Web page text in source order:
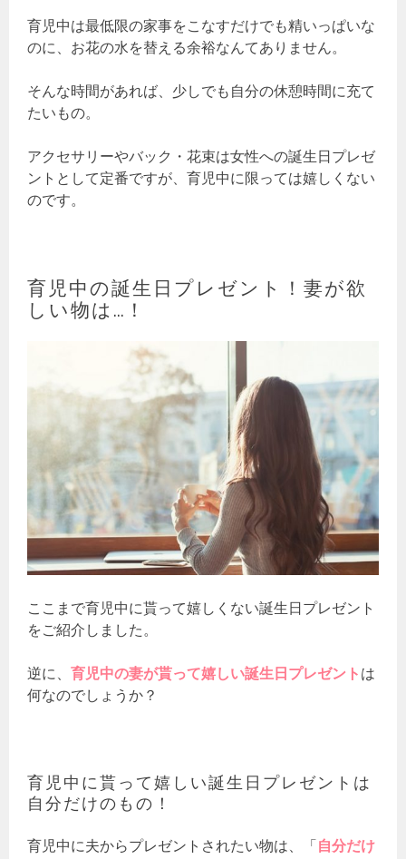
育児中は最低限の家事をこなすだけでも精いっぱいな
のに、お花の水を替える余裕なんてありません。
そんな時間があれば、少しでも自分の休憩時間に充て
たいもの。
アクセサリーやバック・花束は女性への誕生日プレゼ
ントとして定番ですが、育児中に限っては嬉しくない
のです。
育児中の誕生日プレゼント！妻が欲
しい物は…！
ここまで育児中に貰って嬉しくない誕生日プレゼント
をご紹介しました。
逆に、育児中の妻が貰って嬉しい誕生日プレゼント は
何なのでしょうか？
育児中に貰って嬉しい誕生日プレゼントは
自分だけのもの！
育児中に夫からプレゼントされたい物は、「自分だけ